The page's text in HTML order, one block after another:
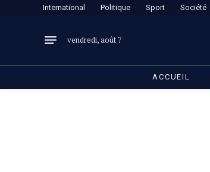
International Politique Sport Société
vendredi, août 7
ACCUEIL